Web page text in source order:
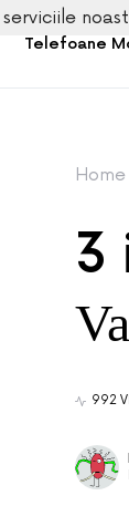
Telefoane
Home
3
992